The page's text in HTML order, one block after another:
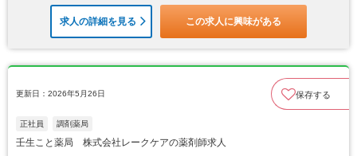
求人の詳細を見る この求人に興味がある
更新日：2026年5月26日 保存する
正社員 調剤薬局
壬生こと薬局 株式会社レークケアの薬剤師求人